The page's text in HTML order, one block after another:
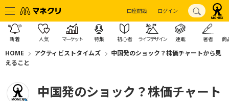
口座開設 ログイン
新着 人気 マーケット 特集 初心者 ライフデザイン 連載 著者 商
HOME アクティビストタイムズ
中国発のショック？株価チャートから見
えること
中国発のショック？株価チャート